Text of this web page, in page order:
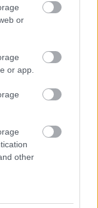
or
or app.
other